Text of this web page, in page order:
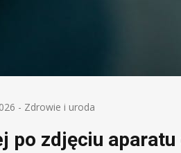
- Zdrowie i uroda
po zdjęciu